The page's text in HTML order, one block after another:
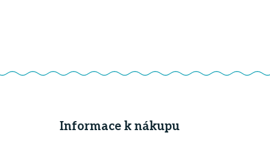
Informace k nákupu